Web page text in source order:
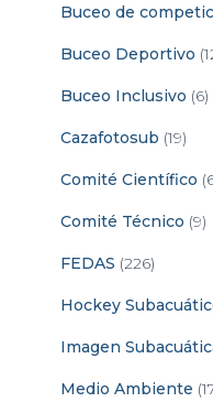
Buceo de
Buceo Deportivo
Buceo Inclusivo (6)
Cazafotosub (19)
Comité Científico
Comité Técnico (9)
FEDAS (226)
Hockey
Imagen
Medio Ambiente